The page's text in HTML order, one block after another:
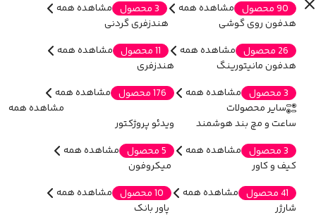
90 محصول
مشاهده همه
3 محصول
مشاهده همه
هدفون روی گوشی
26 محصول
مشاهده همه
هندزفری گردنی
11 محصول
مشاهده همه
هدفون مانیتورینگ
3 محصول
مشاهده همه
هندزفری
176 محصول
مشاهده همه
سایر محصولات
مشاهده همه
ساعت و مچ بند هوشمند
3 محصول
مشاهده همه
ویدئو پروژکتور
5 محصول
مشاهده همه
کیف و کاور
41 محصول
مشاهده همه
میکروفون
10 محصول
مشاهده همه
شارژر
پاور بانک